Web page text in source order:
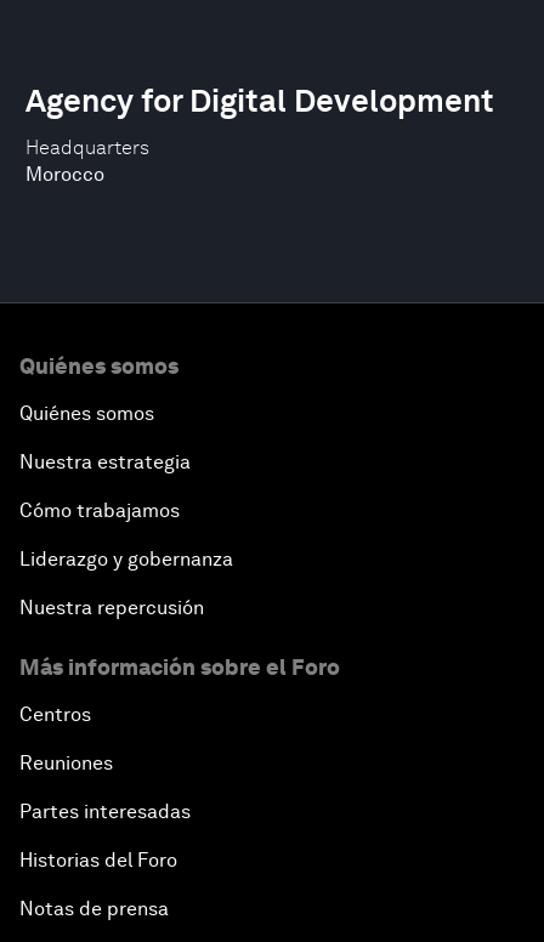
Headquarters
Morocco
Agency for Digital Development
Quiénes somos
Quiénes somos
Nuestra estrategia
Cómo trabajamos
Liderazgo y gobernanza
Nuestra repercusión
Más información sobre el Foro
Centros
Reuniones
Partes interesadas
Historias del Foro
Notas de prensa